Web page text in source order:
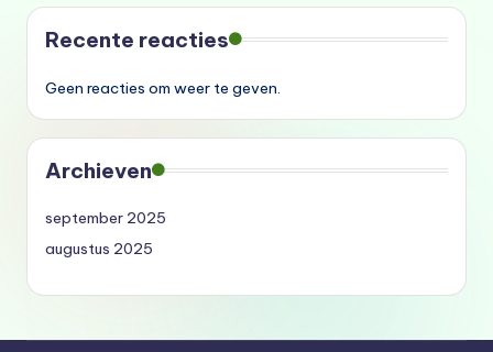
Recente reacties
Geen reacties om weer te geven.
Archieven
september 2025
augustus 2025